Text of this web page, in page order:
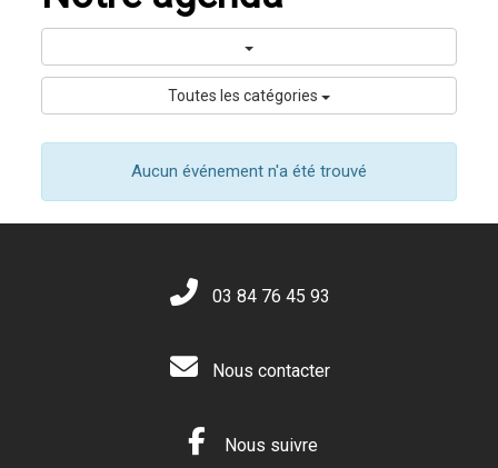
Toutes les catégories
Aucun événement n'a été trouvé
03 84 76 45 93
Nous contacter
Nous suivre